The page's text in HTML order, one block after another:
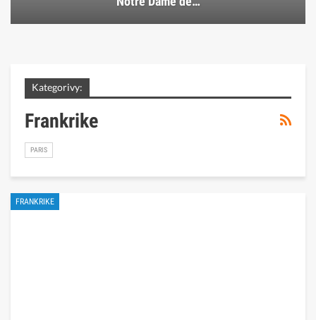
Kategorivy:
Frankrike
PARIS
FRANKRIKE